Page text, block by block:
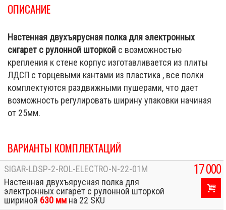
Cigarette Shop
ОПИСАНИЕ
Настенная двухъярусная полка для электронных
сигарет с рулонной шторкой с возможностью
крепления к стене корпус изготавливается из плиты
ЛДСП с торцевыми кантами из пластика , все полки
комплектуются раздвижными пушерами, что дает
возможность регулировать ширину упаковки начиная
от 25мм.
ВАРИАНТЫ КОМПЛЕКТАЦИЙ
SIGAR-LDSP-2-ROL-ELECTRO-N-22-01M
Настенная двухъярусная полка для
электронных сигарет с рулонной шторкой
шириной 630 мм на 22 SKU
17 000